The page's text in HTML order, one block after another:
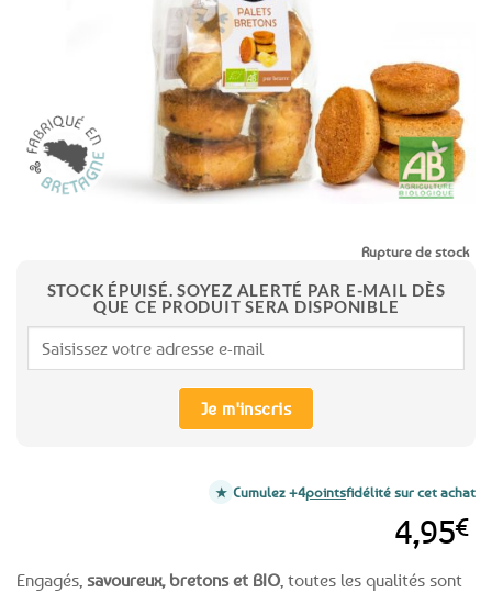
Engagés, savoureux, bretons et BIO, toutes les qualités sont
4,95€
Rupture de stock
STOCK ÉPUISÉ. SOYEZ ALERTÉ PAR E-MAIL DÈS
QUE CE PRODUIT SERA DISPONIBLE
Je m'inscris
Cumulez +4pointsfidélité sur cet achat